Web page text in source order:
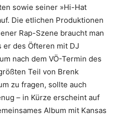
sowie seiner »Hi-Hat
Die etlichen Produktionen
Rap-Szene braucht man
er des Öfteren mit DJ
nach dem VÖ-Termin des
Teil von Brenk
zu fragen, sollte auch
– in Kürze erscheint auf
Album mit Kansas